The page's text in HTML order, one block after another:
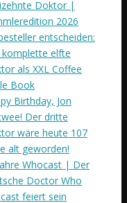
Doktor |
2026
entscheiden:
komplette elfte
als XXL Coffee
Book
Birthday, Jon
Der dritte
wäre heute 107
alt geworden!
Whocast | Der
Doctor Who
feiert sein